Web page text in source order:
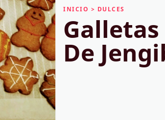
INICIO > DULCES
De